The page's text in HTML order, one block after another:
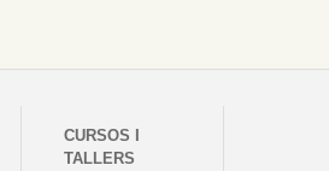
CURSOS I
TALLERS